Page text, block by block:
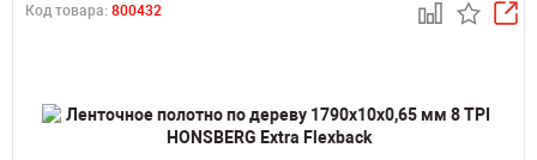
Код товара: 800432